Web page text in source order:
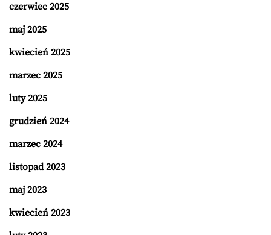
czerwiec 2025
maj 2025
kwiecień 2025
marzec 2025
luty 2025
grudzień 2024
marzec 2024
listopad 2023
maj 2023
kwiecień 2023